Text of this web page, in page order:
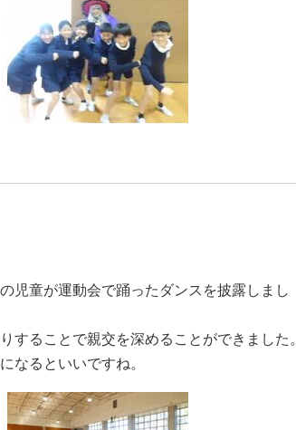
児童が運動会で踊ったダンスを披露しまし
ることで親交を深めることができました。
なるといいですね。